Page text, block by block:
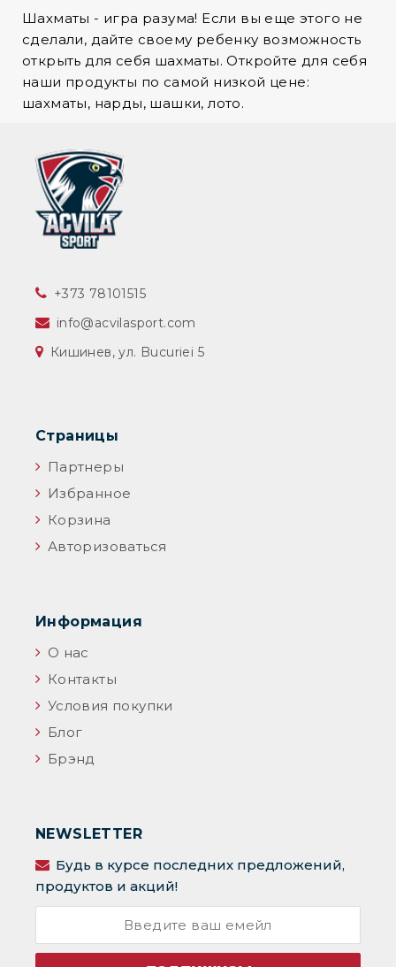
Шахматы - игра разума! Если вы еще этого не
сделали, дайте своему ребенку возможность
открыть для себя шахматы. Откройте для себя
наши продукты по самой низкой цене:
шахматы, нарды, шашки, лото.
‎+373 78101515
info@acvilasport.com
Кишинев, ул. Bucuriei 5
Страницы
Партнеры
Избранное
Корзина
Авторизоваться
Информация
О нас
Контакты
Условия покупки
Блог
Брэнд
NEWSLETTER
Будь в курсе последних предложений,
продуктов и акций!